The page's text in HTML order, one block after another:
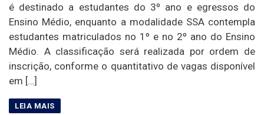
é destinado a estudantes do 3º ano e egressos do
Ensino Médio, enquanto a modalidade SSA contempla
estudantes matriculados no 1º e no 2º ano do Ensino
Médio. A classificação será realizada por ordem de
inscrição, conforme o quantitativo de vagas disponível
em […]